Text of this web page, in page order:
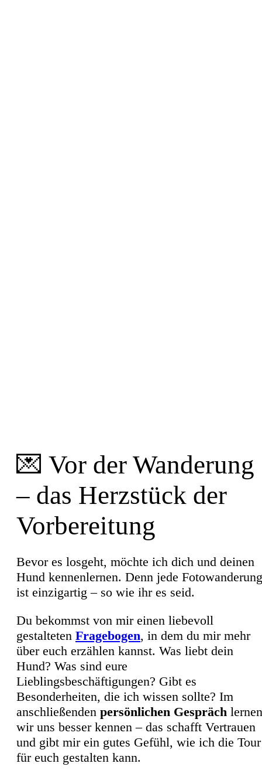
💌 Vor der Wanderung
– das Herzstück der
Vorbereitung
Bevor es losgeht, möchte ich dich und deinen
Hund kennenlernen. Denn jede Fotowanderung
ist einzigartig – so wie ihr es seid.
Du bekommst von mir einen liebevoll
gestalteten Fragebogen, in dem du mir mehr
über euch erzählen kannst. Was liebt dein
Hund? Was sind eure
Lieblingsbeschäftigungen? Gibt es
Besonderheiten, die ich wissen sollte? Im
anschließenden persönlichen Gespräch lernen
wir uns besser kennen – das schafft Vertrauen
und gibt mir ein gutes Gefühl, wie ich die Tour
für euch gestalten kann.